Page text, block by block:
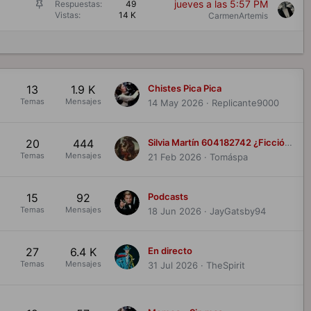
F
d
o
Respuestas
49
Vistas
14 K
jueves a las 5:57 PM
CarmenArtemis
Temas
13
Mensajes
1.9 K
Chistes Pica Pica
14 May 2026
Replicante9000
Temas
20
Mensajes
444
Silvia Martín 604182742 ¿Ficción o realidad? Relatos eróticos
21 Feb 2026
Tomáspa
Temas
15
Mensajes
92
Podcasts
18 Jun 2026
JayGatsby94
Temas
27
Mensajes
6.4 K
En directo
31 Jul 2026
TheSpirit